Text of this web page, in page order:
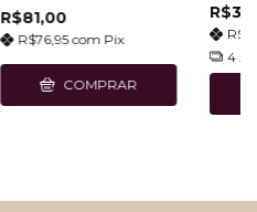
R$81,00
R$76,95com Pix
COMPRAR
4 x